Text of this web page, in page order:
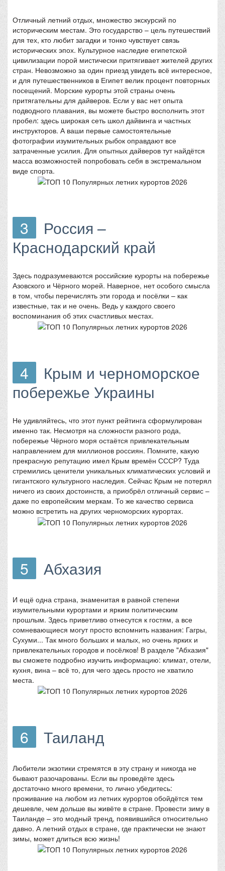
Отличный летний отдых, множество экскурсий по
историческим местам. Это государство – цель путешествий
для тех, кто любит загадки и тонко чувствует связь
исторических эпох. Культурное наследие египетской
цивилизации порой мистически притягивает жителей других
стран. Невозможно за один приезд увидеть всё интересное,
и для путешественников в Египет велик процент повторных
посещений. Морские курорты этой страны очень
притягательны для дайверов. Если у вас нет опыта
подводного плавания, вы можете быстро восполнить этот
пробел: здесь широкая сеть школ дайвинга и частных
инструкторов. А ваши первые самостоятельные
фотографии изумительных рыбок оправдают все
затраченные усилия. Для опытных дайверов тут найдётся
масса возможностей попробовать себя в экстремальном
виде спорта.
3
Россия –
Краснодарский край
Здесь подразумеваются российские курорты на побережье
Азовского и Чёрного морей. Наверное, нет особого смысла
в том, чтобы перечислять эти города и посёлки – как
известные, так и не очень. Ведь у каждого своего
воспоминания об этих счастливых местах.
4
Крым и черноморское
побережье Украины
Не удивляйтесь, что этот пункт рейтинга сформулирован
именно так. Несмотря на сложности разного рода,
побережье Чёрного моря остаётся привлекательным
направлением для миллионов россиян. Помните, какую
прекрасную репутацию имел Крым времён СССР? Туда
стремились ценители уникальных климатических условий и
гигантского культурного наследия. Сейчас Крым не потерял
ничего из своих достоинств, а приобрёл отличный сервис –
даже по европейским меркам. То же качество сервиса
можно встретить на других черноморских курортах.
5 Абхазия
И ещё одна страна, знаменитая в равной степени
изумительными курортами и ярким политическим
прошлым. Здесь приветливо отнесутся к гостям, а все
сомневающиеся могут просто вспомнить названия: Гагры,
Сухуми... Так много больших и малых, но очень ярких и
привлекательных городов и посёлков! В разделе "Абхазия"
вы сможете подробно изучить информацию: климат, отели,
кухня, вина – всё то, для чего здесь просто не хватило
места.
6 Таиланд
Любители экзотики стремятся в эту страну и никогда не
бывают разочарованы. Если вы проведёте здесь
достаточно много времени, то лично убедитесь:
проживание на любом из летних курортов обойдётся тем
дешевле, чем дольше вы живёте в стране. Провести зиму в
Таиланде – это модный тренд, появившийся относительно
давно. А летний отдых в стране, где практически не знают
зимы, может длиться всю жизнь!